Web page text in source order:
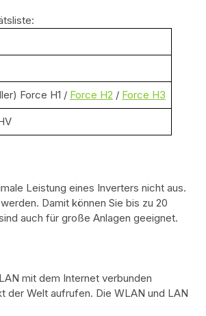
Force H1 / Force H2 / Force H3
Leistung eines Inverters nicht aus.
Damit können Sie bis zu 20
auch für große Anlagen geeignet.
mit dem Internet verbunden
der Welt aufrufen. Die WLAN und LAN